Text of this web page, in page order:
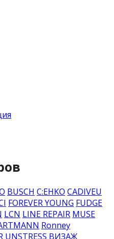
BUSCH C:EHKO CADIVEU
FOREVER YOUNG FUDGE
LCN LINE REPAIR MUSE
Ronney
UNSTRESS ВИЗАЖ